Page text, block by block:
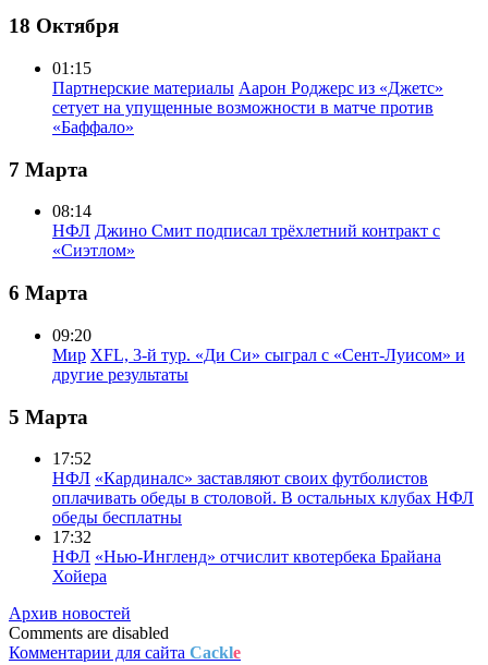
18 Октября
01:15
Партнерские материалы Аарон Роджерс из «Джетс»
сетует на упущенные возможности в матче против
«Баффало»
7 Марта
08:14
НФЛ Джино Смит подписал трёхлетний контракт с
«Сиэтлом»
6 Марта
09:20
Мир XFL, 3-й тур. «Ди Си» сыграл с «Сент-Луисом» и
другие результаты
5 Марта
17:52
НФЛ «Кардиналс» заставляют своих футболистов
оплачивать обеды в столовой. В остальных клубах НФЛ
обеды бесплатны
17:32
НФЛ «Нью-Ингленд» отчислит квотербека Брайана
Хойера
Архив новостей
Comments are disabled
Комментарии для сайта Cackle